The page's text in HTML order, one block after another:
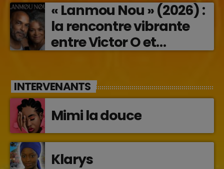
« Lanmou Nou » (2026) :
la rencontre vibrante
entre Victor O et
INTERVENANTS
Mimi la douce
Klarys